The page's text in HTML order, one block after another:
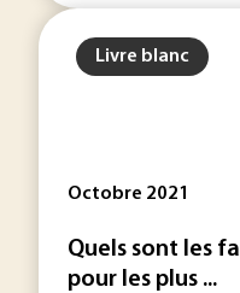
Livre blanc
Octobre 2021
Quels sont les
pour les plus ...